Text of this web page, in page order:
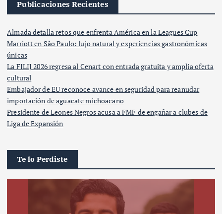
Publicaciones Recientes
Almada detalla retos que enfrenta América en la Leagues Cup
Marriott en São Paulo: lujo natural y experiencias gastronómicas
únicas
La FILIJ 2026 regresa al Cenart con entrada gratuita y amplia oferta
cultural
Embajador de EU reconoce avance en seguridad para reanudar
importación de aguacate michoacano
Presidente de Leones Negros acusa a FMF de engañar a clubes de
Liga de Expansión
Te lo Perdiste